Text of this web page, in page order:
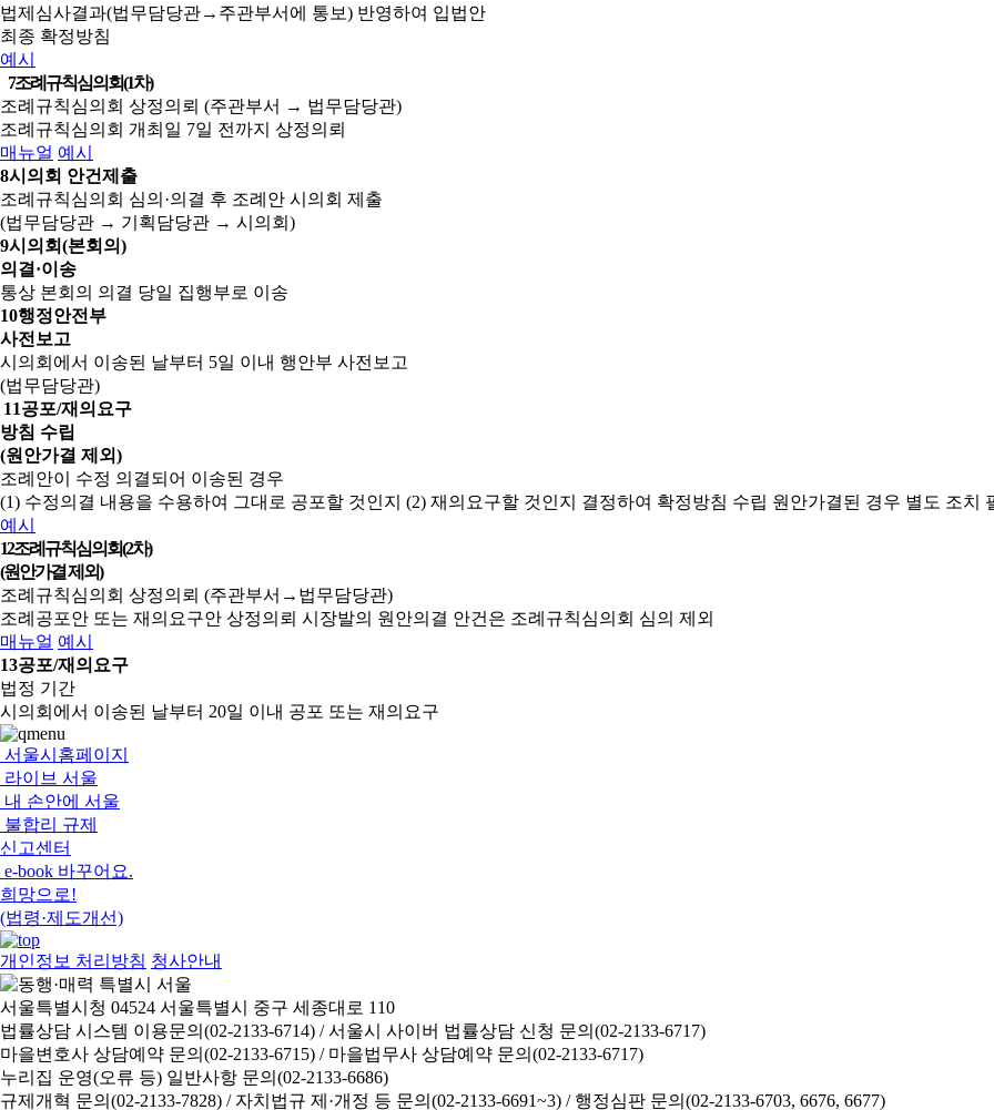
법제심사결과(법무담당관→주관부서에 통보) 반영하여 입법안
최종 확정방침
예시
7조례규칙심의회(1차)
조례규칙심의회 상정의뢰 (주관부서 → 법무담당관)
조례규칙심의회 개최일 7일 전까지 상정의뢰
매뉴얼 예시
8시의회 안건제출
조례규칙심의회 심의·의결 후 조례안 시의회 제출
(법무담당관 → 기획담당관 → 시의회)
9시의회(본회의)
의결·이송
통상 본회의 의결 당일 집행부로 이송
10행정안전부
사전보고
시의회에서 이송된 날부터 5일 이내 행안부 사전보고
(법무담당관)
11공포/재의요구
방침 수립
(원안가결 제외)
조례안이 수정 의결되어 이송된 경우
(1) 수정의결 내용을 수용하여 그대로 공포할 것인지 (2) 재의요구할 것인지 결정하여 확정방침 수립 원안가결된 경우 별도 조치
예시
12조례규칙심의회(2차)
(원안가결 제외)
조례규칙심의회 상정의뢰 (주관부서→법무담당관)
조례공포안 또는 재의요구안 상정의뢰 시장발의 원안의결 안건은 조례규칙심의회 심의 제외
매뉴얼 예시
13공포/재의요구
법정 기간
시의회에서 이송된 날부터 20일 이내 공포 또는 재의요구
서울시홈페이지
라이브 서울
내 손안에 서울
불합리 규제
신고센터
e-book 바꾸어요.
희망으로!
(법령·제도개선)
개인정보 처리방침 청사안내
서울특별시청 04524 서울특별시 중구 세종대로 110
법률상담 시스템 이용문의(02-2133-6714) /서울시 사이버 법률상담 신청 문의(02-2133-6717)
마을변호사 상담예약 문의(02-2133-6715) / 마을법무사 상담예약 문의(02-2133-6717)
누리집 운영(오류 등) 일반사항 문의(02-2133-6686)
규제개혁 문의(02-2133-7828) / 자치법규 제·개정 등 문의(02-2133-6691~3) / 행정심판 문의(02-2133-6703, 6676, 6677)